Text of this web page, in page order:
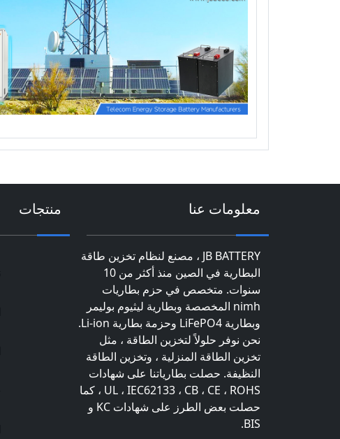
معلومات عنا
JB BATTERY ، مصنع لنظام تخزين طاقة
البطارية في الصين منذ أكثر من 10
سنوات. متخصص في حزم بطاريات
nimh المخصصة وبطارية ليثيوم بوليمر
وبطارية LiFePO4 وحزمة بطارية Li-ion.
نحن نوفر حلولاً لتخزين الطاقة ، مثل
تخزين الطاقة المنزلية ، وتخزين الطاقة
النظيفة. حصلت بطارياتنا على شهادات
UL ، IEC62133 ، CB ، CE ، ROHS ، كما
حصلت بعض الطرز على شهادات KC و
BIS.
منتجات